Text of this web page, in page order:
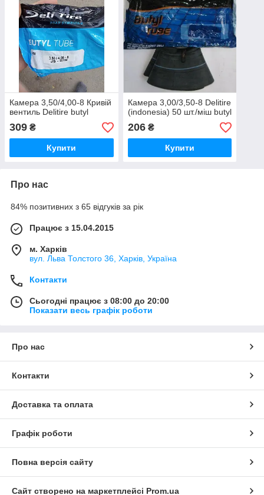
Камера 3,50/4,00-8 Кривій
вентиль Delitire butyl
309 ₴
Купити
Камера 3,00/3,50-8 Delitire
(indonesia) 50 шт./міш butyl
206₴
Купити
Про нас
84% позитивних з 65 відгуків за рік
Працює з 15.04.2015
м. Харків
вул. Льва Толстого 36, Харків, Україна
Контакти
Сьогодні працює з 08:00 до 20:00
Показати весь графік роботи
Про нас
Контакти
Доставка та оплата
Графік роботи
Повна версія сайту
Сайт створено на маркетплейсі Prom.ua